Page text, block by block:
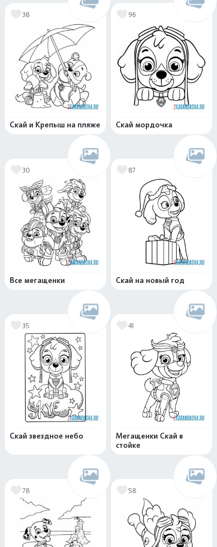
38
Скай и Крепыш на пляже
96
Скай мордочка
30
Все мегащенки
87
Скай на новый год
35
Скай звездное небо
41
Мегащенки Скай в
стойке
78 58